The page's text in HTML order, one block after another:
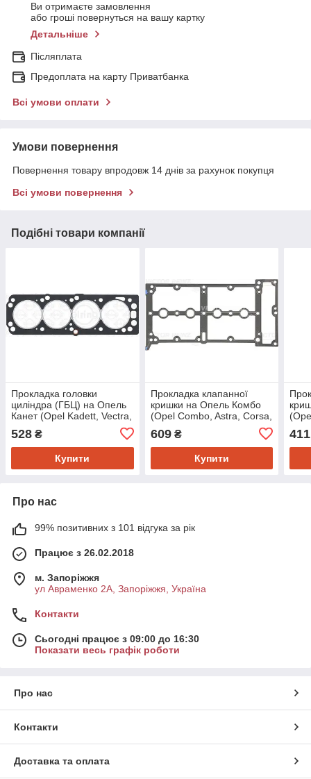
Ви отримаєте замовлення
або гроші повернуться на вашу картку
Детальніше
Післяплата
Предоплата на карту Приватбанка
Всі умови оплати
Умови повернення
Повернення товару впродовж 14 днів за рахунок покупця
Всі умови повернення
Подібні товари компанії
Прокладка головки
циліндра (ГБЦ) на Опель
Канет (Opel Kadett, Vectra,
Astra, Corsa, Astra F, Astra
G, Vectra
528 ₴
Купити
Прокладка клапанної
кришки на Опель Комбо
(Opel Combo, Astra, Corsa,
Reinz
609₴
Купити
411
Про нас
99% позитивних з 101 відгука за рік
Працює з 26.02.2018
м. Запоріжжя
ул Авраменко 2А, Запоріжжя, Україна
Контакти
Сьогодні працює з 09:00 до 16:30
Показати весь графік роботи
Про нас
Контакти
Доставка та оплата